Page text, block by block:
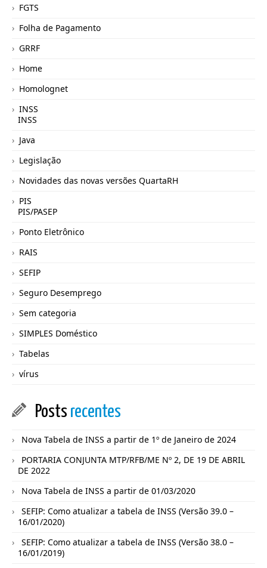
FGTS
Folha de Pagamento
GRRF
Home
Homolognet
INSS
INSS
Java
Legislação
Novidades das novas versões QuartaRH
PIS
PIS/PASEP
Ponto Eletrônico
RAIS
SEFIP
Seguro Desemprego
Sem categoria
SIMPLES Doméstico
Tabelas
vírus
Posts recentes
Nova Tabela de INSS a partir de 1º de Janeiro de 2024
PORTARIA CONJUNTA MTP/RFB/ME Nº 2, DE 19 DE ABRIL
DE 2022
Nova Tabela de INSS a partir de 01/03/2020
SEFIP: Como atualizar a tabela de INSS (Versão 39.0 –
16/01/2020)
SEFIP: Como atualizar a tabela de INSS (Versão 38.0 –
16/01/2019)